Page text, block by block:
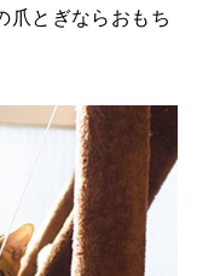
爪とぎならおもち